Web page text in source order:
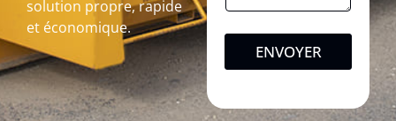
solution propre, rapide
et économique.
ENVOYER